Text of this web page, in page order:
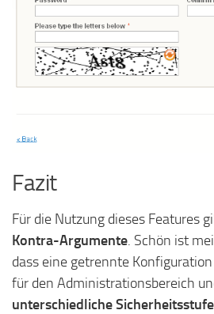
Fazit
Für die Nutzung dieses Features
Kontra-Argumente. Schön ist
dass eine getrennte
für den Administrationsbereich
unterschiedliche